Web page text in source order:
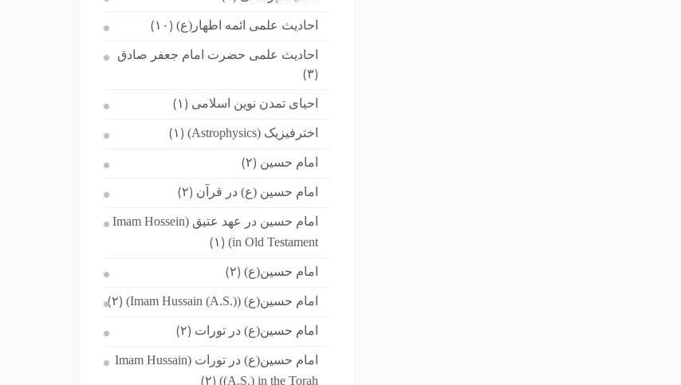
احادیث علمی ائمه اطهار(ع) (۱۰)
احادیث علمی حضرت امام جعفر صادق
(۳)
احیای تمدن نوین اسلامی (۱)
اخترفیزیک (Astrophysics) (۱)
امام حسین (۲)
امام حسین (ع) در قرآن (۲)
امام حسین در عهد عتیق (Imam Hossein
in Old Testament)
(۱)
امام حسین(ع) (۲)
امام حسین(ع) (Imam Hussain (A.S.)) (۲)
امام حسین(ع) در تورات (۲)
امام حسین(ع) در تورات (Imam Hussain
(A.S.) in the Torah)
(۲)